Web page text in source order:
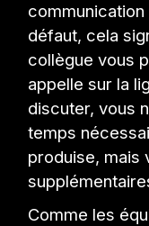
défaut, cela
collègue vous
appelle sur la
discuter, vous
temps
produise, mais
Comme les